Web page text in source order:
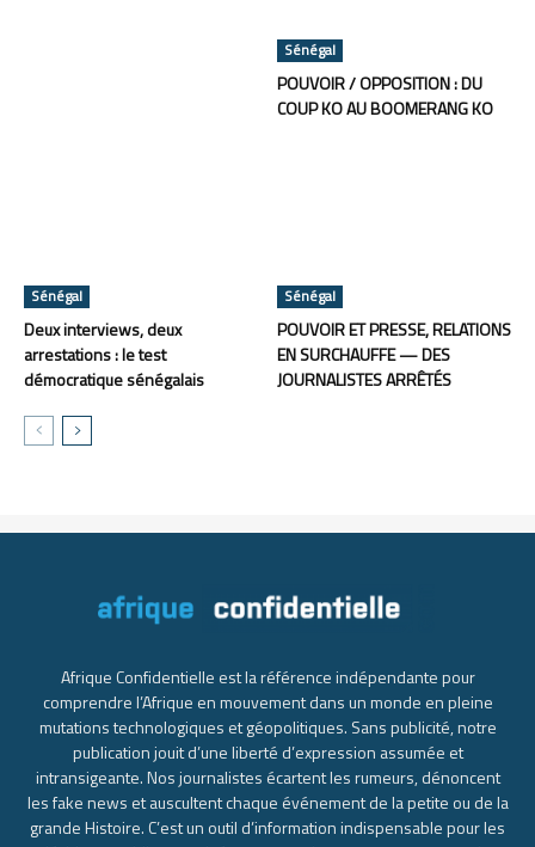
Sénégal
POUVOIR / OPPOSITION : DU
COUP KO AU BOOMERANG KO
Sénégal
Deux interviews, deux
arrestations : le test
démocratique sénégalais
Sénégal
POUVOIR ET PRESSE, RELATIONS
EN SURCHAUFFE — DES
JOURNALISTES ARRÊTÉS
Afrique Confidentielle est la référence indépendante pour
comprendre l’Afrique en mouvement dans un monde en pleine
mutations technologiques et géopolitiques. Sans publicité, notre
publication jouit d’une liberté d’expression assumée et
intransigeante. Nos journalistes écartent les rumeurs, dénoncent
les fake news et auscultent chaque événement de la petite ou de la
grande Histoire. C’est un outil d’information indispensable pour les